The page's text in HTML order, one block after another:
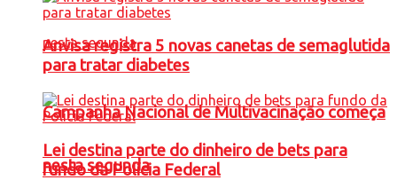
Campanha Nacional de Multivacinação começa
nesta segunda
Anvisa registra 5 novas canetas de semaglutida
para tratar diabetes
Lei destina parte do dinheiro de bets para
fundo da Polícia Federal